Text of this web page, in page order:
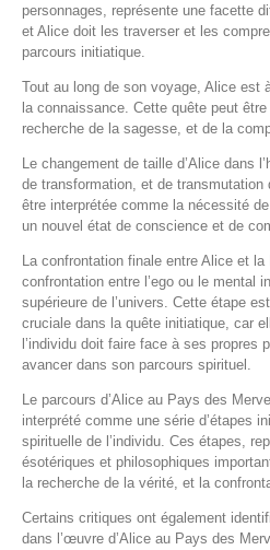
personnages, représente une facette
et Alice doit les traverser et les
parcours initiatique.
Tout au long de son voyage, Alice est
la connaissance. Cette quête peut
recherche de la sagesse, et de la
Le changement de taille d’Alice dans
de transformation, et de transmutation
être interprétée comme la nécessité
un nouvel état de conscience et de
La confrontation finale entre Alice et
confrontation entre l’ego ou le mental
supérieure de l’univers. Cette étape
cruciale dans la quête initiatique, car
l’individu doit faire face à ses propres
avancer dans son parcours spirituel.
Le parcours d’Alice au Pays des
interprété comme une série d’étapes
spirituelle de l’individu. Ces étapes,
ésotériques et philosophiques
la recherche de la vérité, et la
Certains critiques ont également
dans l’œuvre d’Alice au Pays des